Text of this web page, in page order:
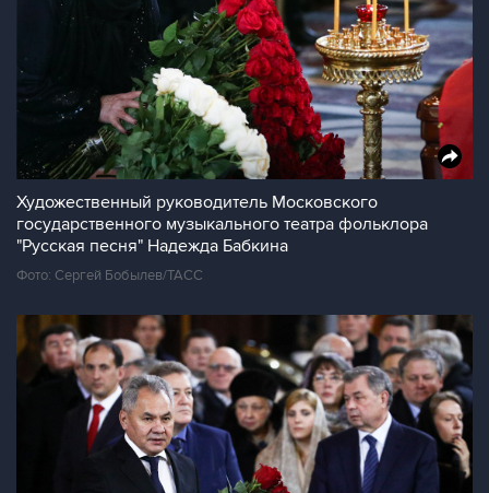
Художественный руководитель Московского
государственного музыкального театра фольклора
"Русская песня" Надежда Бабкина
Фото: Сергей Бобылев/ТАСС